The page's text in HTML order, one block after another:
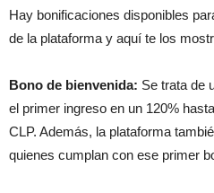
Hay bonificaciones disponibles
de la plataforma y aquí te los
Bono de bienvenida: Se trata de
el primer ingreso en un 120%
CLP. Además, la plataforma
quienes cumplan con ese primer